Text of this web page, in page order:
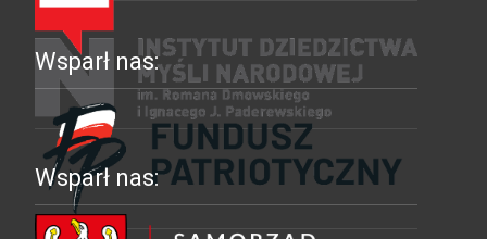
Wsparł nas:
Wsparł nas: